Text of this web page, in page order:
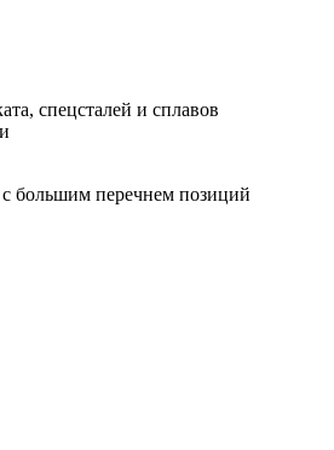
спецсталей и сплавов
большим перечнем позиций